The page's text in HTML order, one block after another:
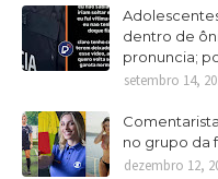
dentro de
pronuncia;
setembro 14,
no grupo da
dezembro 12,